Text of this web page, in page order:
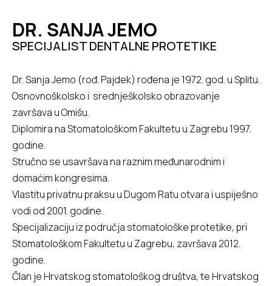
DR. SANJA JEMO
SPECIJALIST DENTALNE PROTETIKE
Dr. Sanja Jemo (rođ. Pajdek) rođena je 1972. god. u Splitu.
Osnovnoškolsko i srednješkolsko obrazovanje
završava u Omišu.
Diplomira na Stomatološkom Fakultetu u Zagrebu 1997.
godine.
Stručno se usavršava na raznim međunarodnim i
domaćim kongresima.
Vlastitu privatnu praksu u Dugom Ratu otvara i uspiješno
vodi od 2001. godine.
Specijalizaciju iz područja stomatološke protetike, pri
Stomatološkom Fakultetu u Zagrebu, završava 2012.
godine.
Član je Hrvatskog stomatološkog društva, te Hrvatskog